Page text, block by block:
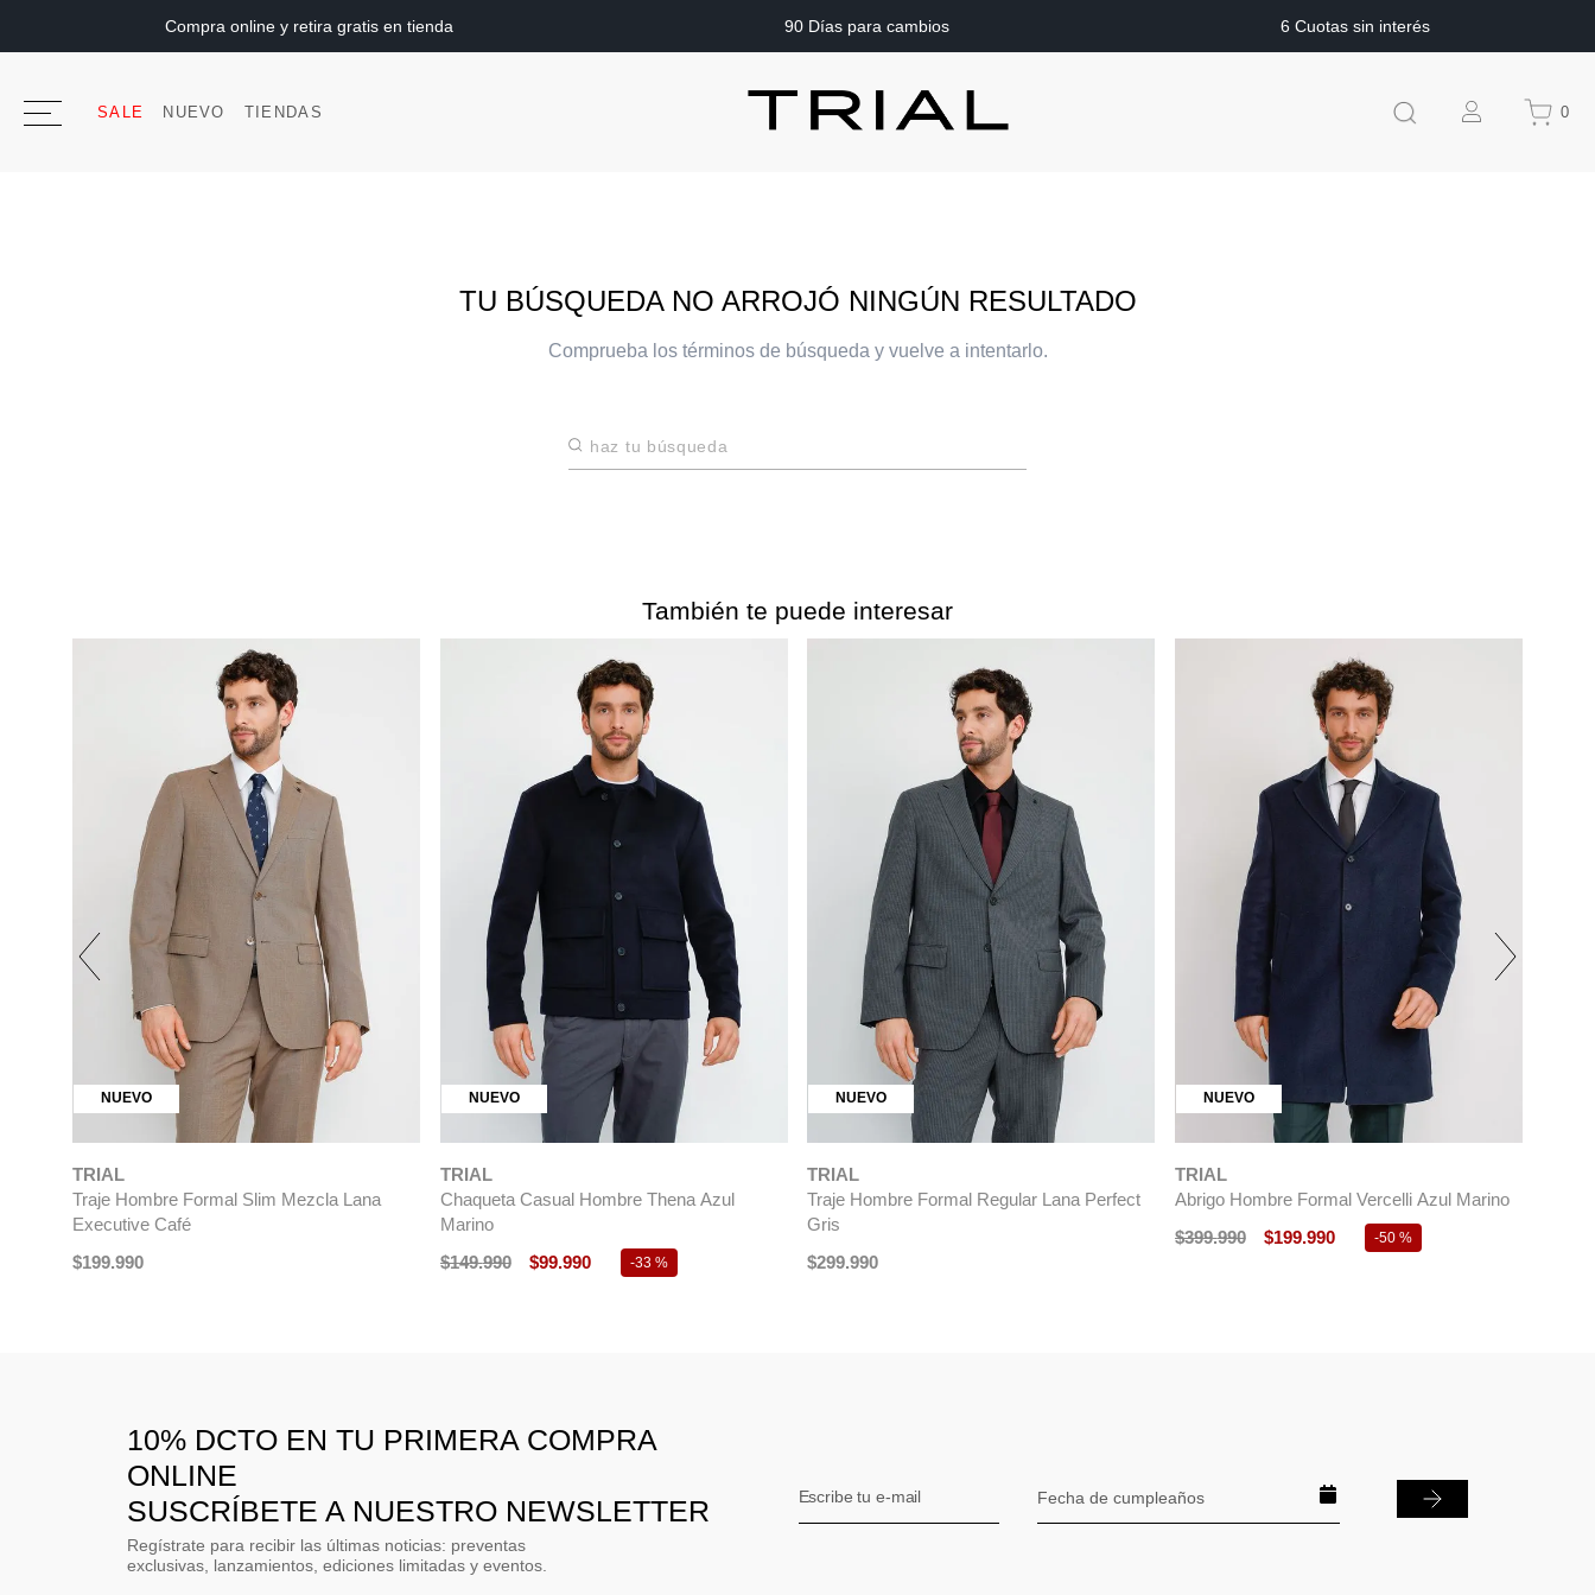
Compra online y retira gratis en tienda 90 Días para cambios 6 Cuotas sin interés
SALE NUEVO TIENDAS 0
TU BÚSQUEDA NO ARROJÓ NINGÚN RESULTADO
Comprueba los términos de búsqueda y vuelve a intentarlo.
Haz tu búsqueda
También te puede interesar
NUEVO
TRIAL
Traje Hombre Formal Slim Mezcla Lana
Executive Café
$199.990
NUEVO
TRIAL
Chaqueta Casual Hombre Thena Azul
Marino
$149.990 $99.990 -33 %
NUEVO
TRIAL
Traje Hombre Formal Regular Lana Perfect
Gris
$299.990
NUEVO
TRIAL
Abrigo Hombre Formal Vercelli Azul Marino
$399.990 $199.990 -50 %
10% DCTO EN TU PRIMERA COMPRA
ONLINE
SUSCRÍBETE A NUESTRO NEWSLETTER
Regístrate para recibir las últimas noticias: preventas
exclusivas, lanzamientos, ediciones limitadas y eventos.